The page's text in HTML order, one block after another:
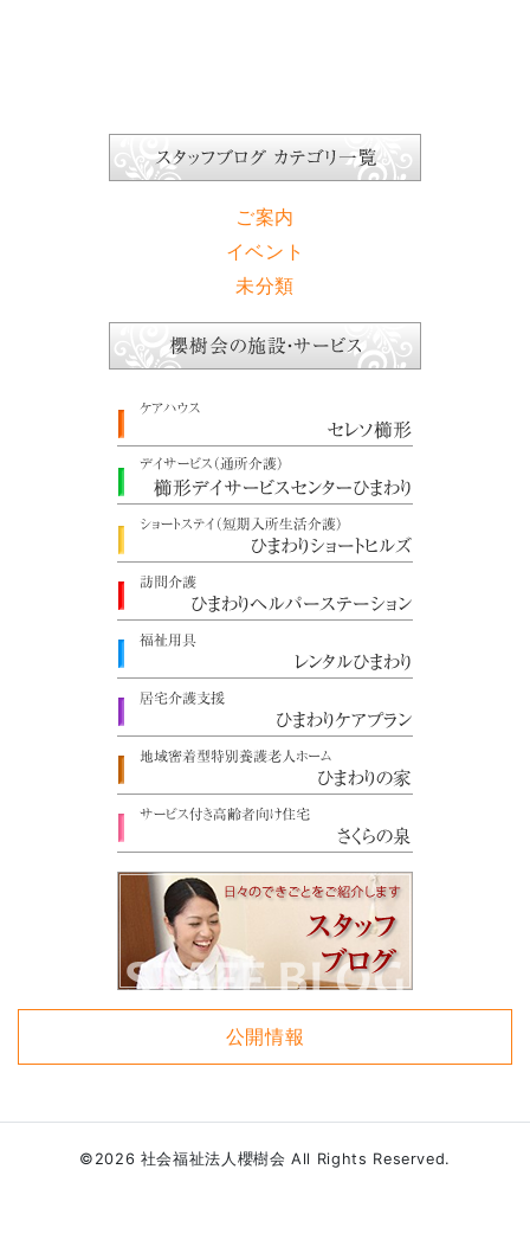
ご案内
イベント
未分類
公開情報
©2026 社会福祉法人櫻樹会 All Rights Reserved.